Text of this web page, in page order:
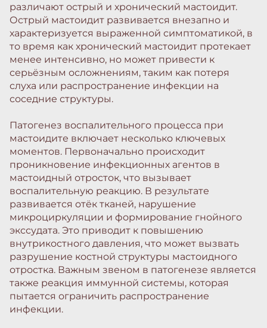
различают острый и хронический мастоидит.
Острый мастоидит развивается внезапно и
характеризуется выраженной симптоматикой, в
то время как хронический мастоидит протекает
менее интенсивно, но может привести к
серьёзным осложнениям, таким как потеря
слуха или распространение инфекции на
соседние структуры.
Патогенез воспалительного процесса при
мастоидите включает несколько ключевых
моментов. Первоначально происходит
проникновение инфекционных агентов в
мастоидный отросток, что вызывает
воспалительную реакцию. В результате
развивается отёк тканей, нарушение
микроциркуляции и формирование гнойного
экссудата. Это приводит к повышению
внутрикостного давления, что может вызвать
разрушение костной структуры мастоидного
отростка. Важным звеном в патогенезе является
также реакция иммунной системы, которая
пытается ограничить распространение
инфекции.